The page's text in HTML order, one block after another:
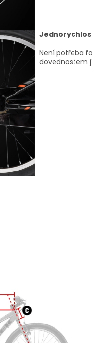
Není potřeba
dovednostem